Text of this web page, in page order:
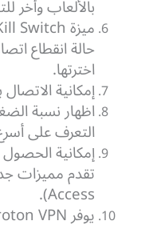
بالألعاب وأخر
حالة انقطاع
اخترتها.
إمكانية الاتصال
اظهار نسبة
التعرف على
إمكانية
Access).
يوفر Proton VPN أربع بروتوكولات للاتصال.